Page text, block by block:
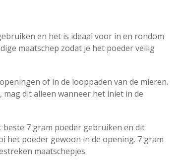
en het is ideaal voor in en rondom
maatschep zodat je het poeder veilig
of in de looppaden van de mieren.
dit alleen wanneer het iniet in de
7 gram poeder gebruiken en dit
het poeder gewoon in de opening. 7 gram
maatschepjes.